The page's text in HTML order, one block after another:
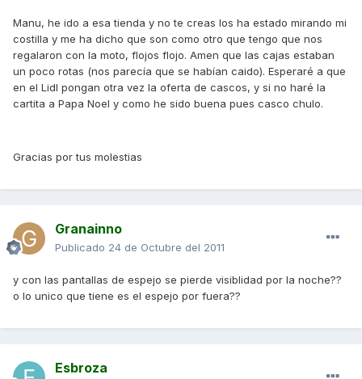
Manu, he ido a esa tienda y no te creas los ha estado mirando mi
costilla y me ha dicho que son como otro que tengo que nos
regalaron con la moto, flojos flojo. Amen que las cajas estaban
un poco rotas (nos parecía que se habían caido). Esperaré a que
en el Lidl pongan otra vez la oferta de cascos, y si no haré la
cartita a Papa Noel y como he sido buena pues casco chulo.
Gracias por tus molestias
Granainno
Publicado 24 de Octubre del 2011
y con las pantallas de espejo se pierde visiblidad por la noche??
o lo unico que tiene es el espejo por fuera??
Esbroza